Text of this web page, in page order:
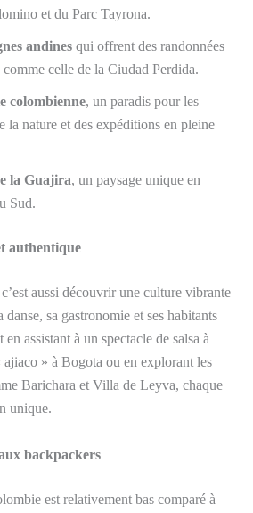
et du Parc Tayrona.
andines qui offrent des randonnées
celle de la Ciudad Perdida.
colombienne, un paradis pour les
la nature et des expéditions en pleine
la Guajira, un paysage unique en
Sud.
authentique
aussi découvrir une culture vibrante
danse, sa gastronomie et ses habitants
assistant à un spectacle de salsa à
» à Bogota ou en explorant les
Barichara et Villa de Leyva, chaque
unique.
backpackers
est relativement bas comparé à